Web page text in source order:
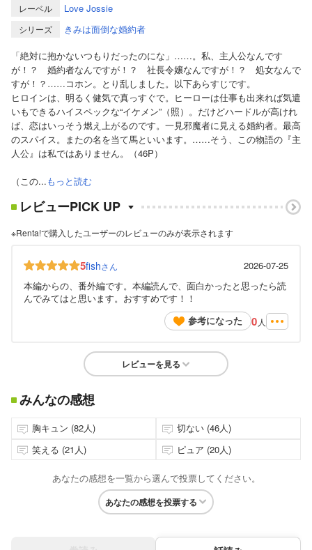
レーベル Love Jossie
シリーズ
きみは面倒な婚約者
「絶対に抱かないつもりだったのにな」……。私、主人公なんです
が！？ 婚約者なんですが！？ 社長令嬢なんですが！？ 処女なんで
すが！？……コホン。とり乱しました。以下あらすじです。
ヒロインは、明るく健気で真っすぐで。ヒーローは仕事も出来れば気遣
いもできるハイスペックな“イケメン”（照）。だけどハードルが高けれ
ば、恋はいっそう燃え上がるのです。一見邪魔者に見える婚約者。最高
のスパイス。またの名を当て馬といいます。……そう、この物語の『主
人公』は私ではありません。（46P）
（この...もっと読む
レビューPICK UP
※Renta!で購入したユーザーのレビューのみが表示されます
5fishさん
2026-07-25
本編からの、番外編です。本編読んで、面白かったと思ったら読
んでみてはと思います。おすすめです！！
参考になった
0 人
レビューを見る
みんなの感想
胸キュン (82人)
切ない (46人)
笑える (21人)
ピュア (20人)
あなたの感想を一覧から選んで投票してください。
あなたの感想を投票する